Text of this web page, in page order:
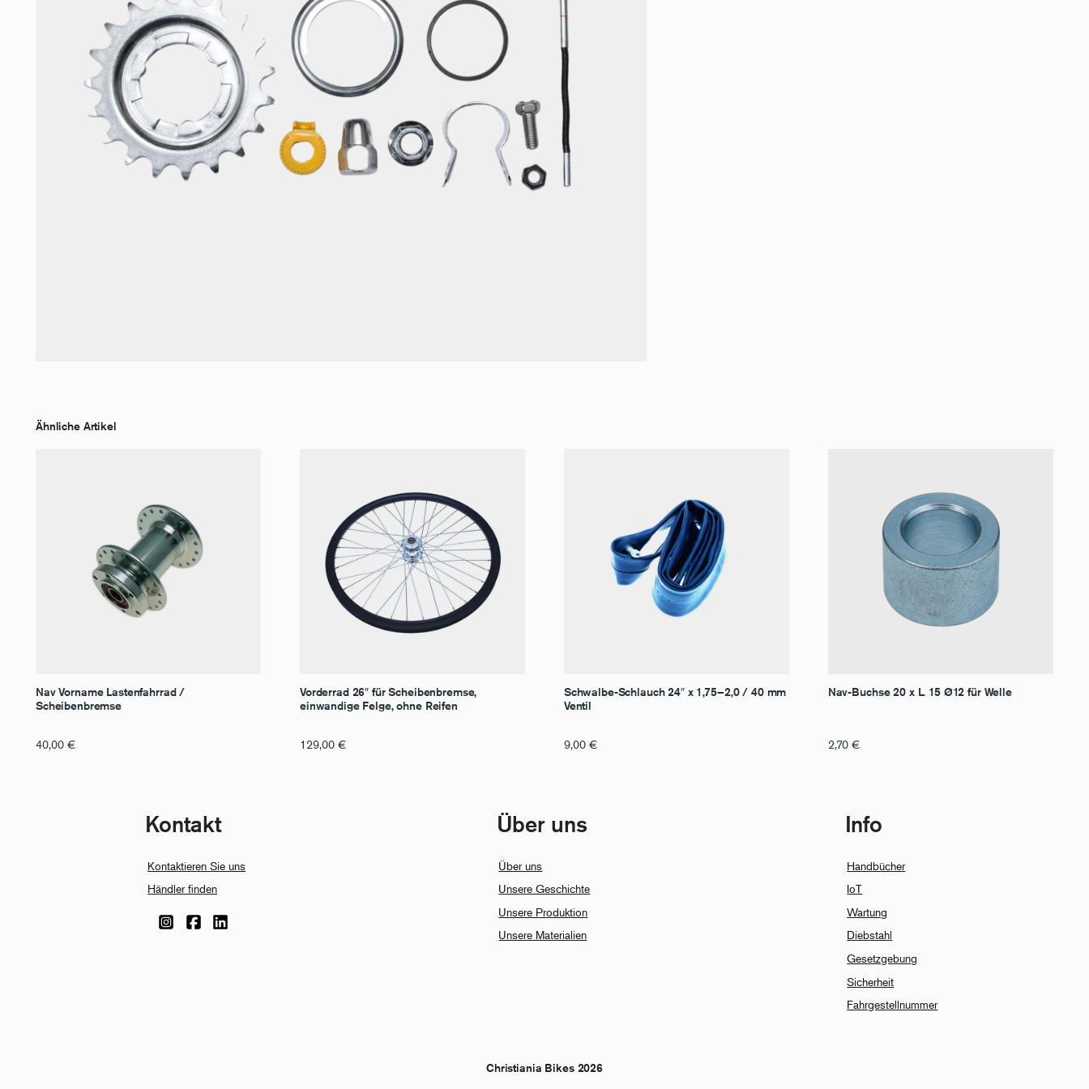
Ähnliche Artikel
Nav Vorname Lastenfahrrad /
Scheibenbremse
40,00 €
Vorderrad 26″ für Scheibenbremse,
einwandige Felge, ohne Reifen
129,00 €
Schwalbe-Schlauch 24″ x 1,75–2,0 / 40 mm
Ventil
9,00 €
Nav-Buchse 20 x L. 15 Ø12 für Welle
2,70 €
Kontakt
Kontaktieren Sie uns
Händler finden
Über uns
Über uns
Unsere Geschichte
Unsere Produktion
Unsere Materialien
Info
Handbücher
IoT
Wartung
Diebstahl
Gesetzgebung
Sicherheit
Fahrgestellnummer
Christiania Bikes 2026